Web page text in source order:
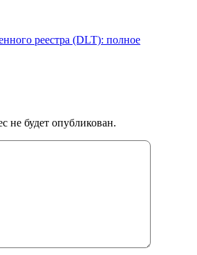
реестра (DLT): полное
не будет опубликован.